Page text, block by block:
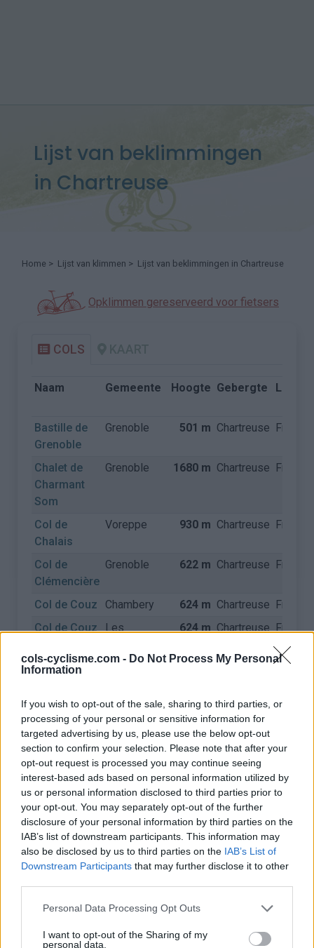
cols-cyclisme.com - Do Not Process My Personal
Information
If you wish to opt-out of the sale, sharing to third parties, or
processing of your personal or sensitive information for
targeted advertising by us, please use the below opt-out
section to confirm your selection. Please note that after your
opt-out request is processed you may continue seeing
interest-based ads based on personal information utilized by
us or personal information disclosed to third parties prior to
your opt-out. You may separately opt-out of the further
disclosure of your personal information by third parties on the
IAB’s list of downstream participants. This information may
also be disclosed by us to third parties on the IAB’s List of
Downstream Participants that may further disclose it to other
Personal Data Processing Opt Outs
I want to opt-out of the Sharing of my
personal data.
Lijst van beklimmingen
in Chartreuse
Home > Lijst van klimmen > Lijst van beklimmingen in Chartreuse
Opklimmen gereserveerd voor fietsers
COLS
Naam Gemeente Hoogte Gebergte Land
Bastille de
Grenoble
Grenoble 501 m Chartreuse
Chalet de
Charmant
Som
Grenoble 1680 m Chartreuse
Col de
Chalais
Voreppe 930 m Chartreuse
Col de
Clémencière
Grenoble 622 m Chartreuse
Col de Couz Chambery 624 m Chartreuse
Col de Couz Les
624 m Chartreuse
Col de la
Chartreuse
Col de la
Charmette
Saint
Laurent du
Pont
1261 m Chartreuse
Col de la
Cluse
Corbel 1169 m Chartreuse
Col de la
Placette
Saint
Laurent du
Pont
587 m Chartreuse
Col de la
Voreppe 587 m Chartreuse
Col de
La
1065 m
Col de
La Terrasse 1065 m Chartreuse